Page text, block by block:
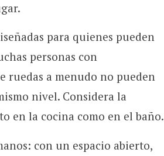
para quienes pueden
personas con
ruedas a menudo no pueden
nivel. Considera la
en la cocina como en el baño.
con un espacio abierto,